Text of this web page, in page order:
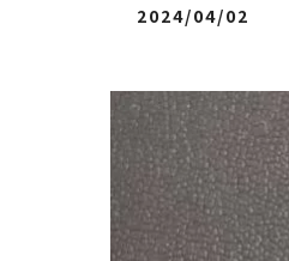
2024/04/02